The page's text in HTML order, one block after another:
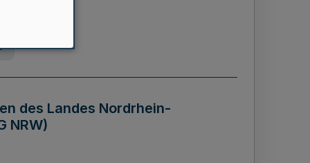
des Landes Nordrhein-
NRW)